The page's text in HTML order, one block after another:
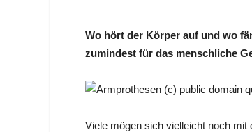
Wo hört der Körper auf und wo
zumindest für das menschliche
Viele mögen sich vielleicht noch